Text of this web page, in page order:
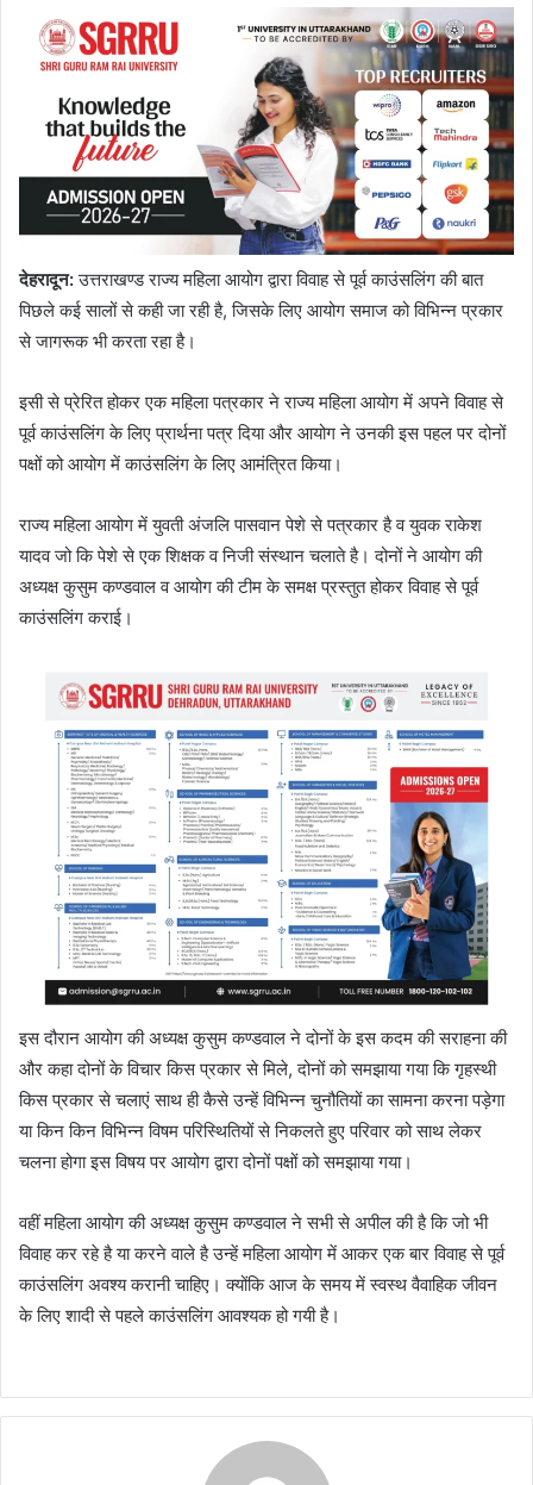
देहरादून:उत्तराखण्ड राज्य महिला आयोग द्वारा विवाह से पूर्व काउंसलिंग की बात
पिछले कई सालों से कही जा रही है, जिसके लिए आयोग समाज को विभिन्न प्रकार
से जागरूक भी करता रहा है।
इसी से प्रेरित होकर एक महिला पत्रकार ने राज्य महिला आयोग में अपने विवाह से
पूर्व काउंसलिंग के लिए प्रार्थना पत्र दिया और आयोग ने उनकी इस पहल पर दोनों
पक्षों को आयोग में काउंसलिंग के लिए आमंत्रित किया।
राज्य महिला आयोग में युवती अंजलि पासवान पेशे से पत्रकार है व युवक राकेश
यादव जो कि पेशे से एक शिक्षक व निजी संस्थान चलाते है। दोनों ने आयोग की
अध्यक्ष कुसुम कण्डवाल व आयोग की टीम के समक्ष प्रस्तुत होकर विवाह से पूर्व
काउंसलिंग कराई।
इस दौरान आयोग की अध्यक्ष कुसुम कण्डवाल ने दोनों के इस कदम की सराहना की
और कहा दोनों के विचार किस प्रकार से मिले, दोनों को समझाया गया कि गृहस्थी
किस प्रकार से चलाएं साथ ही कैसे उन्हें विभिन्न चुनौतियों का सामना करना पड़ेगा
या किन किन विभिन्न विषम परिस्थितियों से निकलते हुए परिवार को साथ लेकर
चलना होगा इस विषय पर आयोग द्वारा दोनों पक्षों को समझाया गया।
वहीं महिला आयोग की अध्यक्ष कुसुम कण्डवाल ने सभी से अपील की है कि जो भी
विवाह कर रहे है या करने वाले है उन्हें महिला आयोग में आकर एक बार विवाह से पूर्व
काउंसलिंग अवश्य करानी चाहिए। क्योंकि आज के समय में स्वस्थ वैवाहिक जीवन
के लिए शादी से पहले काउंसलिंग आवश्यक हो गयी है।